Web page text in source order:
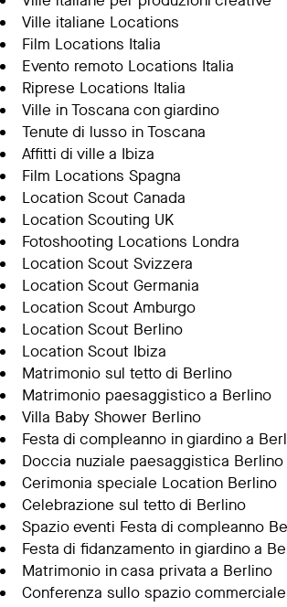
Ville italiane Locations
Film Locations Italia
Evento remoto Locations Italia
Riprese Locations Italia
Ville in Toscana con giardino
Tenute di lusso in Toscana
Affitti di ville a Ibiza
Film Locations Spagna
Location Scout Canada
Location Scouting UK
Fotoshooting Locations Londra
Location Scout Svizzera
Location Scout Germania
Location Scout Amburgo
Location Scout Berlino
Location Scout Ibiza
Matrimonio sul tetto di Berlino
Matrimonio paesaggistico a Berlino
Villa Baby Shower Berlino
Festa di compleanno in giardino a
Doccia nuziale paesaggistica Berlino
Cerimonia speciale Location Berlino
Celebrazione sul tetto di Berlino
Spazio eventi Festa di compleanno
Festa di fidanzamento in giardino a
Matrimonio in casa privata a Berlino
Conferenza sullo spazio